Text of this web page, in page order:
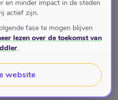
en minder impact in de steden
actief zijn.
fase te mogen blijven
lezen over de toekomst van
.
website